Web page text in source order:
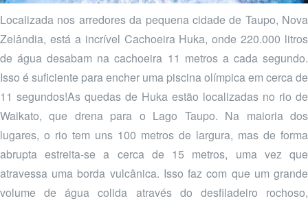
Localizada nos arredores da pequena cidade de Taupo, Nova
Zelândia, está a incrível Cachoeira Huka, onde 220.000 litros
de água desabam na cachoeira 11 metros a cada segundo.
Isso é suficiente para encher uma piscina olímpica em cerca de
11 segundos!As quedas de Huka estão localizadas no rio de
Waikato, que drena para o Lago Taupo. Na maioria dos
lugares, o rio tem uns 100 metros de largura, mas de forma
abrupta estreita-se a cerca de 15 metros, uma vez que
atravessa uma borda vulcânica. Isso faz com que um grande
volume de água colida através do desfiladeiro rochoso,